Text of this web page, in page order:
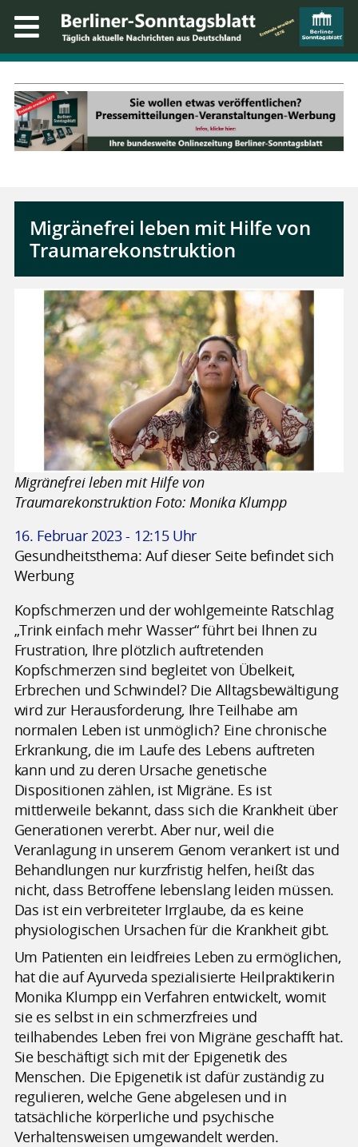
Migränefrei leben mit Hilfe von
Traumarekonstruktion
Migränefrei leben mit Hilfe von
Traumarekonstruktion Foto: Monika Klumpp
16. Februar 2023 - 12:15 Uhr
Gesundheitsthema: Auf dieser Seite befindet sich
Werbung
Kopfschmerzen und der wohlgemeinte Ratschlag
„Trink einfach mehr Wasser“ führt bei Ihnen zu
Frustration, Ihre plötzlich auftretenden
Kopfschmerzen sind begleitet von Übelkeit,
Erbrechen und Schwindel? Die Alltagsbewältigung
wird zur Herausforderung, Ihre Teilhabe am
normalen Leben ist unmöglich? Eine chronische
Erkrankung, die im Laufe des Lebens auftreten
kann und zu deren Ursache genetische
Dispositionen zählen, ist Migräne. Es ist
mittlerweile bekannt, dass sich die Krankheit über
Generationen vererbt. Aber nur, weil die
Veranlagung in unserem Genom verankert ist und
Behandlungen nur kurzfristig helfen, heißt das
nicht, dass Betroffene lebenslang leiden müssen.
Das ist ein verbreiteter Irrglaube, da es keine
physiologischen Ursachen für die Krankheit gibt.
Um Patienten ein leidfreies Leben zu ermöglichen,
hat die auf Ayurveda spezialisierte Heilpraktikerin
Monika Klumpp ein Verfahren entwickelt, womit
sie es selbst in ein schmerzfreies und
teilhabendes Leben frei von Migräne geschafft hat.
Sie beschäftigt sich mit der Epigenetik des
Menschen. Die Epigenetik ist dafür zuständig zu
regulieren, welche Gene abgelesen und in
tatsächliche körperliche und psychische
Verhaltensweisen umgewandelt werden.